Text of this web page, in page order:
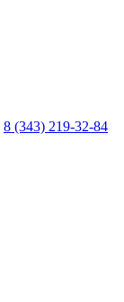
8 (343) 219-32-84